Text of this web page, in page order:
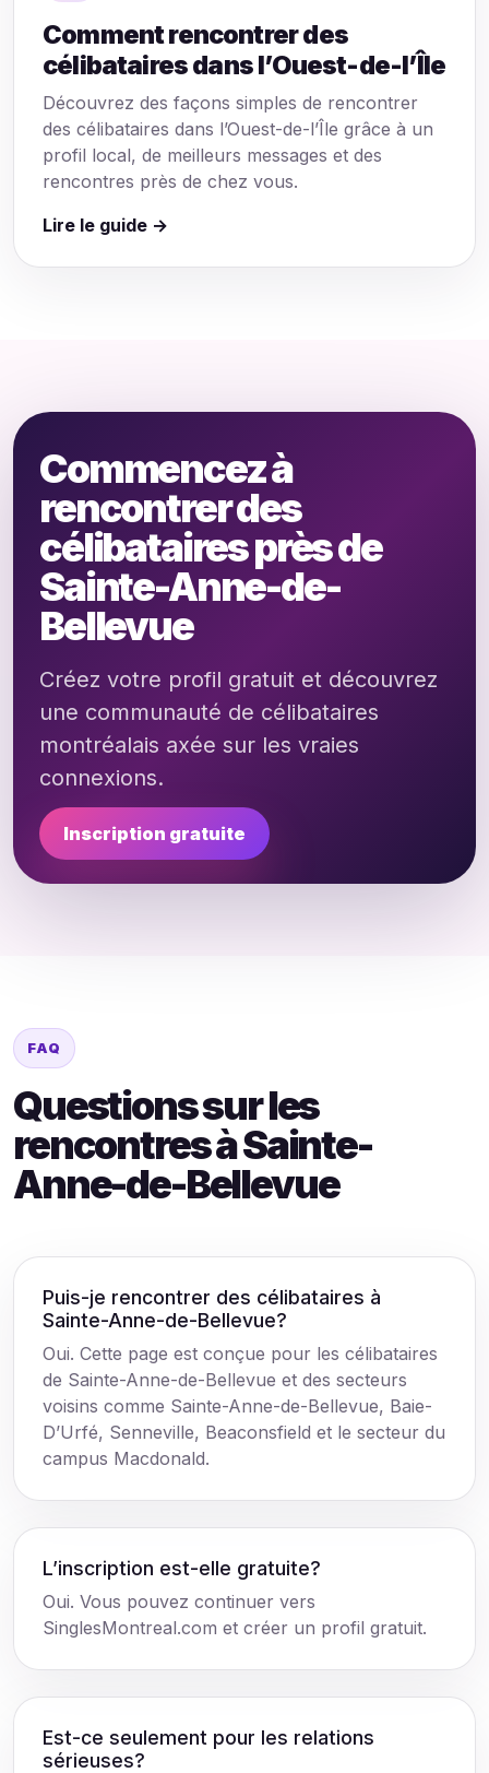
Comment rencontrer des
célibataires dans l’Ouest-de-l’Île
Découvrez des façons simples de rencontrer
des célibataires dans l’Ouest-de-l’Île grâce à un
profil local, de meilleurs messages et des
rencontres près de chez vous.
Lire le guide →
Commencez à
rencontrer des
célibataires près de
Sainte-Anne-de-
Bellevue
Créez votre profil gratuit et découvrez
une communauté de célibataires
montréalais axée sur les vraies
connexions.
Inscription gratuite
FAQ
Questions sur les
rencontres à Sainte-
Anne-de-Bellevue
Puis-je rencontrer des célibataires à
Sainte-Anne-de-Bellevue?
Oui. Cette page est conçue pour les célibataires
de Sainte-Anne-de-Bellevue et des secteurs
voisins comme Sainte-Anne-de-Bellevue, Baie-
D’Urfé, Senneville, Beaconsfield et le secteur du
campus Macdonald.
L’inscription est-elle gratuite?
Oui. Vous pouvez continuer vers
SinglesMontreal.com et créer un profil gratuit.
Est-ce seulement pour les relations
sérieuses?